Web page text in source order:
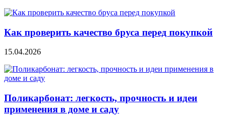
Как проверить качество бруса перед покупкой
15.04.2026
Поликарбонат: легкость, прочность и идеи
применения в доме и саду